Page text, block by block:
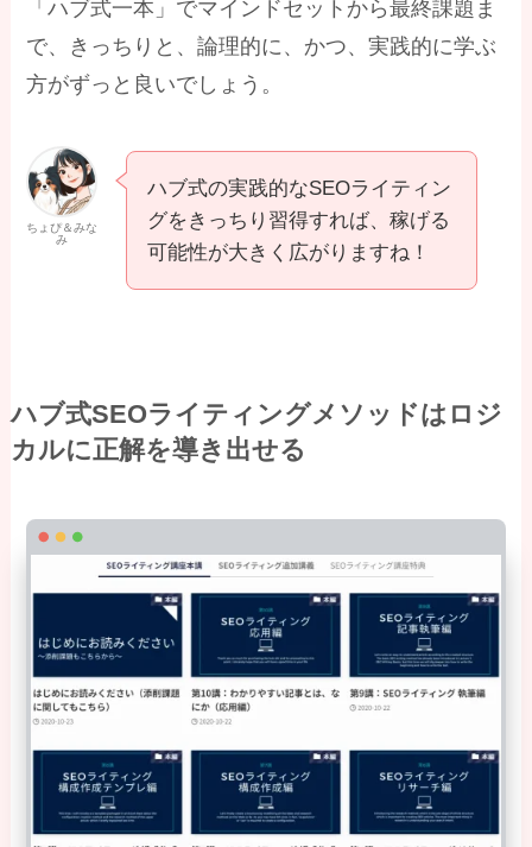
「ハブ式一本」でマインドセットから最終課題ま
で、きっちりと、論理的に、かつ、実践的に学ぶ
方がずっと良いでしょう。
ちょぴ＆みな
み
ハブ式の実践的なSEOライティン
グをきっちり習得すれば、稼げる
可能性が大きく広がりますね！
ハブ式SEOライティングメソッドはロジ
カルに正解を導き出せる